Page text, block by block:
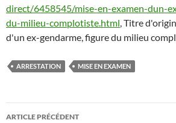
direct/6458545/mise-en-examen-dun-
du-milieu-complotiste.html, Titre
d'un ex-gendarme, figure du milieu
ARRESTATION MISE EN EXAMEN
Navigation
ARTICLE PRÉCÉDENT